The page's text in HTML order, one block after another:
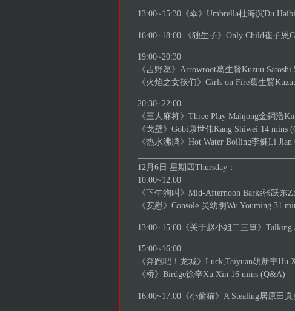
13:00~15:30《伞》Umbrella杜海滨Du
16:00~18:00 《独生子》Only Child崔子恩
19:00~20:30
《吉野葛》Arrowroot葛生賢Kuzuu Satoshi
《火焰之女孩们》Girls on Fire葛生賢
20:30~22:00
《三人麻将》Three Play Mahjong金鋼浩
《戈壁》Gobi康世伟Kang Shiwei 14 mins
《热水沸腾》Hot Water Boiling李健Li
12月6日 星期四Thursday：
10:00~12:00
《下午狗叫》Mid-Afternoon Barks张跃东
《安慰》Console 吴幼明Wu Youming 31
13:00~15:00《关于赵小姐二三事》
15:00~16:00
《奔跑吧！龙城》Luck,Taiyuan胡新宇Hu
《桥》Birdge徐辛Xu Xin 16 mins (Q&A)
16:00~17:00《小偷猫》A Stealing居原田